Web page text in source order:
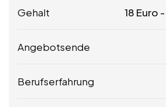
Gehalt 18 Euro -
Angebotsende
Berufserfahrung